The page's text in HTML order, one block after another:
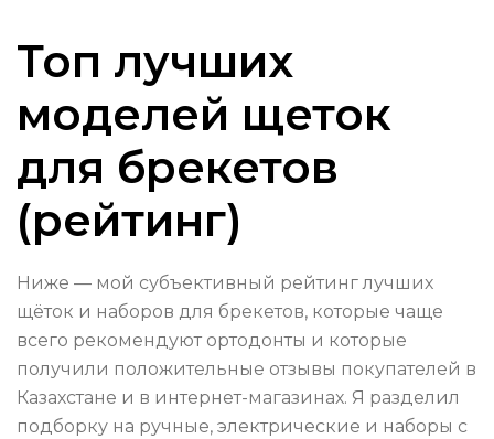
Топ лучших
моделей щеток
для брекетов
(рейтинг)
Ниже — мой субъективный рейтинг лучших
щёток и наборов для брекетов, которые чаще
всего рекомендуют ортодонты и которые
получили положительные отзывы покупателей в
Казахстане и в интернет-магазинах. Я разделил
подборку на ручные, электрические и наборы с